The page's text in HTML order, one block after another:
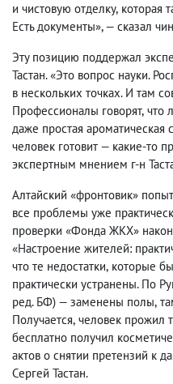
и чистовую отделку, которая
Есть документы», — сказал
Эту позицию поддержал
Тастан. «Это вопрос науки.
в нескольких точках. И там
Профессионалы говорят, что
даже простая ароматическая
человек готовит — какие-то
экспертным мнением г-н
Алтайский «фронтовик»
все проблемы уже
проверки «Фонда ЖКХ»
«Настроение жителей:
что те недостатки, которые
практически устранены. По
ред. БФ) — заменены полы,
Получается, человек прожил
бесплатно получил
актов о снятии претензий к
Сергей Тастан.